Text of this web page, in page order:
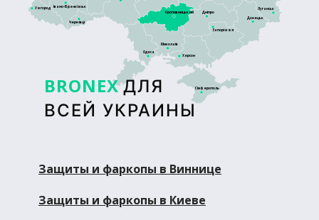
BRONEX ДЛЯ
ВСЕЙ УКРАИНЫ
Сімферополь
Дніпро
Кропивницький
Запоріжжя
Херсон
Донецьк
Луганськ
Ужгород
Чернівці
Івано-Франківськ
Миколаїв
Одеса
Защиты и фаркопы в Виннице
Защиты и фаркопы в Киеве